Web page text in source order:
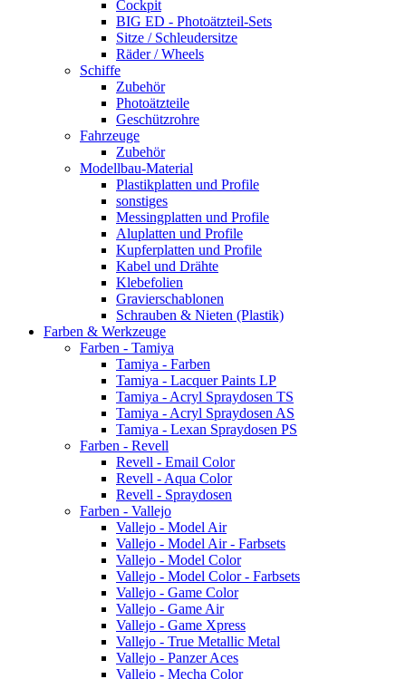
Cockpit
BIG ED - Photoätzteil-Sets
Sitze / Schleudersitze
Räder / Wheels
Schiffe
Zubehör
Photoätzteile
Geschützrohre
Fahrzeuge
Zubehör
Modellbau-Material
Plastikplatten und Profile
sonstiges
Messingplatten und Profile
Aluplatten und Profile
Kupferplatten und Profile
Kabel und Drähte
Klebefolien
Gravierschablonen
Schrauben & Nieten (Plastik)
Farben & Werkzeuge
Farben - Tamiya
Tamiya - Farben
Tamiya - Lacquer Paints LP
Tamiya - Acryl Spraydosen TS
Tamiya - Acryl Spraydosen AS
Tamiya - Lexan Spraydosen PS
Farben - Revell
Revell - Email Color
Revell - Aqua Color
Revell - Spraydosen
Farben - Vallejo
Vallejo - Model Air
Vallejo - Model Air - Farbsets
Vallejo - Model Color
Vallejo - Model Color - Farbsets
Vallejo - Game Color
Vallejo - Game Air
Vallejo - Game Xpress
Vallejo - True Metallic Metal
Vallejo - Panzer Aces
Vallejo - Mecha Color